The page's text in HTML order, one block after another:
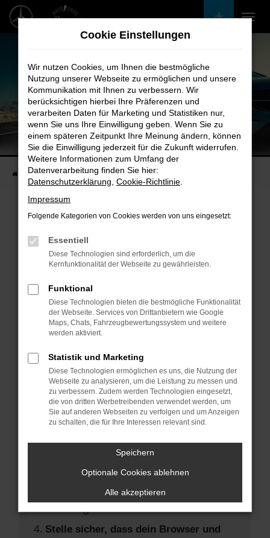
Zum
Unsere Fahrzeugangebote
Bei uns finden Sie bestimmt Ihren Nächsten
Startseite Fahrzeugangebote Bestandsfahrzeuge
Fehler: Network Error
Beim Laden ist ein Fehler aufgetreten.
können:
Überprüfe deine Firewall und deine
Internetverbindung.
deine Suchmaschine?
Prüfe deine Browsererweiterungen.
Manche Erweiterungen, wie
Werbeblocker, können das Laden
bestimmter Seiten verhindern.
Funktioniert die Seite in einem anderen
Browser oder in einem privaten Fenster?
Starte dein Gerät neu.
Das kann manchmal helfen,
vorübergehende Probleme zu beheben.
Stelle sicher, dass dein Browser und
Cookie Einstellungen
Wir nutzen Cookies, um Ihnen die bestmögliche
Nutzung unserer Webseite zu ermöglichen und unsere
Kommunikation mit Ihnen zu verbessern. Wir
berücksichtigen hierbei Ihre Präferenzen und
verarbeiten Daten für Marketing und Statistiken nur,
wenn Sie uns Ihre Einwilligung geben. Wenn Sie zu
einem späteren Zeitpunkt Ihre Meinung ändern, können
Sie die Einwilligung jederzeit für die Zukunft widerrufen.
Weitere Informationen zum Umfang der
Datenverarbeitung finden Sie hier:
Datenschutzerklärung Cookie-Richtlinie
Impressum
Folgende Kategorien von Cookies werden von uns eingesetzt:
Essentiell
Diese Technologien sind erforderlich, um die
Kernfunktionalität der Webseite zu gewährleisten.
Funktional
Diese Technologien bieten die bestmögliche Funktionalität
der Webseite. Services von Drittanbietern wie Google
Maps, Chats, Fahrzeugbewertungssystem und weitere
werden aktiviert.
Statistik und Marketing
Diese Technologien ermöglichen es uns, die Nutzung der
Webseite zu analysieren, um die Leistung zu messen und
zu verbessern. Zudem werden Technologien eingesetzt,
die von dritten Werbetreibenden verwendet werden, um
Sie auf anderen Webseiten zu verfolgen und um Anzeigen
zu schalten, die für Ihre Interessen relevant sind.
Speichern
Optionale Cookies ablehnen
Alle akzeptieren